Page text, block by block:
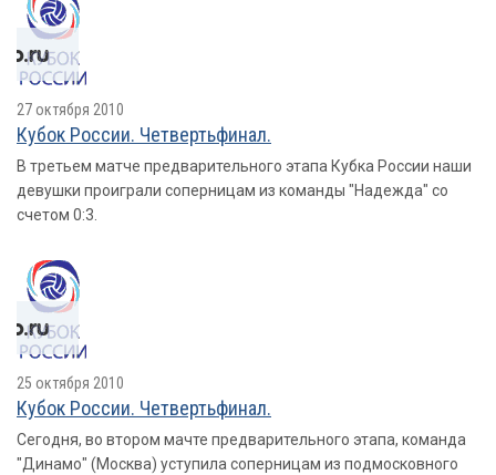
27 октября 2010
Кубок России. Четвертьфинал.
В третьем матче предварительного этапа Кубка России наши
девушки проиграли соперницам из команды "Надежда" со
счетом 0:3.
25 октября 2010
Кубок России. Четвертьфинал.
Сегодня, во втором мачте предварительного этапа, команда
"Динамо" (Москва) уступила соперницам из подмосковного